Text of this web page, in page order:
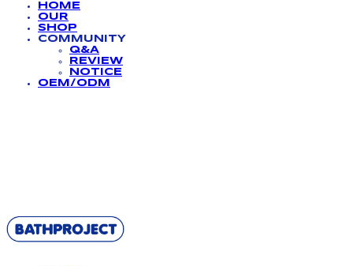
HOME
OUR
SHOP
COMMUNITY
Q&A
REVIEW
NOTICE
OEM/ODM